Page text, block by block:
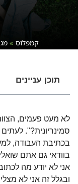
קמפלוס »
תוכן עניינים
לא מעט פעמים,
סמינריונית?".
בכתיבת העבודה,
בוודאי גם אתם
אני לא יודע מה
ובגלל זה אני לא